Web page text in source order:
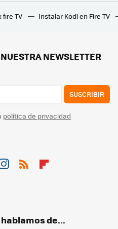
Si no sabes cocinar, este es el electrodoméstico que está pidiendo a gritos tu cocina
Me he cruzado con el sueño húmedo de cualquier fan de los Soldados Clon de Star Wars
fire TV Instalar Kodi en Fire TV
NEWSLETTER
SUSCRIBIR
política de privacidad
de...